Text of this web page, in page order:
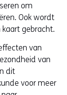
om
Ook wordt
gebracht.
van
van
dit
voor meer